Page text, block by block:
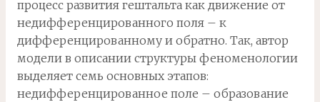
процесс развития гештальта как движение от
недифференцированного поля – к
дифференцированному и обратно. Так, автор
модели в описании структуры феноменологии
выделяет семь основных этапов:
недифференцированное поле – образование